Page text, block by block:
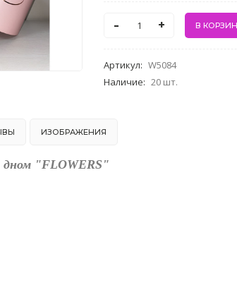
- +
Артикул: W5084
Наличие: 20 шт.
ИЗОБРАЖЕНИЯ
дном "FLOWERS"